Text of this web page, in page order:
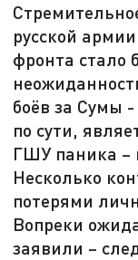
русской
фронта стало
боёв за Сумы
по сути,
ГШУ паника –
Несколько
потерями
Вопреки
заявили –